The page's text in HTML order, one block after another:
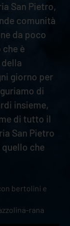
San Pietro,
comunità
da poco
è
giorno per
di
insieme,
di tutto il
San Pietro
che
bertolini e
rana